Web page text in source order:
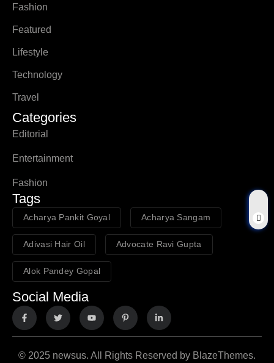
Fashion
Featured
Lifestyle
Technology
Travel
Categories
Editorial
Entertainment
Fashion
Tags
Acharya Pankit Goyal Acharya Sangam
Adivasi Hair Oil Advocate Ravi Gupta
Alok Pandey Gopal
Social Media
© 2025 newsus. All Rights Reserved by BlazeThemes.